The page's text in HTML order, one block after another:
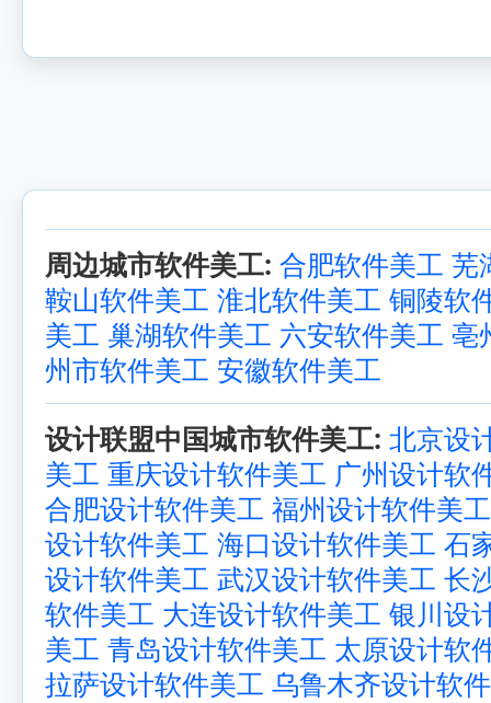
周边城市软件美工: 合肥软件美工 芜
鞍山软件美工 淮北软件美工 铜陵软
美工 巢湖软件美工 六安软件美工 亳
州市软件美工 安徽软件美工
设计联盟中国城市软件美工: 北京设
美工 重庆设计软件美工 广州设计软
合肥设计软件美工 福州设计软件美工
设计软件美工 海口设计软件美工 石
设计软件美工 武汉设计软件美工 长
软件美工 大连设计软件美工 银川设
美工 青岛设计软件美工 太原设计软
拉萨设计软件美工 乌鲁木齐设计软